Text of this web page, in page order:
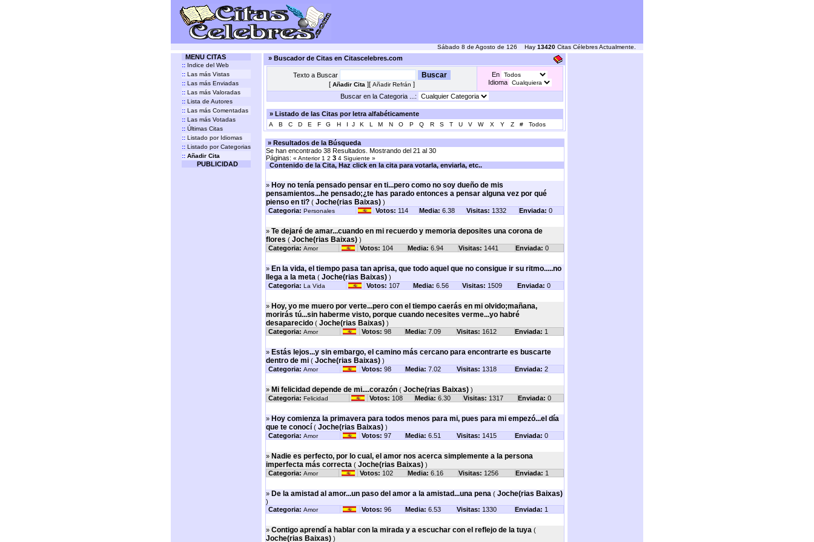
Sábado 8 de Agosto de 126 Hay 13420 Citas Célebres Actualmente.
MENU CITAS
:: Indice del Web
:: Las más Vistas
:: Las más Enviadas
:: Las más Valoradas
:: Lista de Autores
:: Las más Comentadas
:: Las más Votadas
:: Últimas Citas
:: Listado por Idiomas
:: Listado por Categorias
:: Añadir Cita
PUBLICIDAD
» Buscador de Citas en Citascelebres.com
Texto a Buscar
[ Añadir Cita ][ Añadir Refrán ]
En
Idioma
Buscar en la Categoria ...:
» Listado de las Citas por letra alfabéticamente
A B C D E F G H I J K L M N O P Q R S T U V W X Y Z # Todos
» Resultados de la Búsqueda
Se han encontrado 38 Resultados. Mostrando del 21 al 30
Páginas: « Anterior 1 2 3 4 Siguiente »
Contenido de la Cita, Haz click en la cita para votarla, enviarla, etc..
» Hoy no tenía pensado pensar en ti...pero como no soy dueño de mis
pensamientos...he pensado;¿te has parado entonces a pensar alguna vez por qué
pienso en ti?( Joche(rias Baixas))
Categoria: Personales Votos: 114 Media: 6.38 Visitas: 1332 Enviada: 0
» Te dejaré de amar...cuando en mi recuerdo y memoria deposites una corona de
flores ( Joche(rias Baixas))
Categoria: Amor Votos: 104 Media: 6.94 Visitas: 1441 Enviada: 0
» En la vida, el tiempo pasa tan aprisa, que todo aquel que no consigue ir su ritmo.....no
llega a la meta ( Joche(rias Baixas))
Categoria: La Vida Votos: 107 Media: 6.56 Visitas: 1509 Enviada: 0
» Hoy, yo me muero por verte...pero con el tiempo caerás en mi olvido;mañana,
morirás tú...sin haberme visto, porque cuando necesites verme...yo habré
desaparecido( Joche(rias Baixas))
Categoria: Amor Votos: 98 Media: 7.09 Visitas: 1612 Enviada: 1
» Estás lejos...y sin embargo, el camino más cercano para encontrarte es buscarte
dentro de mi( Joche(rias Baixas))
Categoria: Amor Votos: 98 Media: 7.02 Visitas: 1318 Enviada: 2
» Mi felicidad depende de mi....corazón( Joche(rias Baixas))
Categoria: Felicidad Votos: 108 Media: 6.30 Visitas: 1317 Enviada: 0
» Hoy comienza la primavera para todos menos para mi, pues para mi empezó...el día
que te conocí( Joche(rias Baixas))
Categoria: Amor Votos: 97 Media: 6.51 Visitas: 1415 Enviada: 0
» Nadie es perfecto, por lo cual, el amor nos acerca simplemente a la persona
imperfecta más correcta ( Joche(rias Baixas))
Categoria: Amor Votos: 102 Media: 6.16 Visitas: 1256 Enviada: 1
» De la amistad al amor...un paso del amor a la amistad...una pena ( Joche(rias Baixas)
)
Categoria: Amor Votos: 96 Media: 6.53 Visitas: 1330 Enviada: 1
» Contigo aprendí a hablar con la mirada y a escuchar con el reflejo de la tuya (
Joche(rias Baixas))